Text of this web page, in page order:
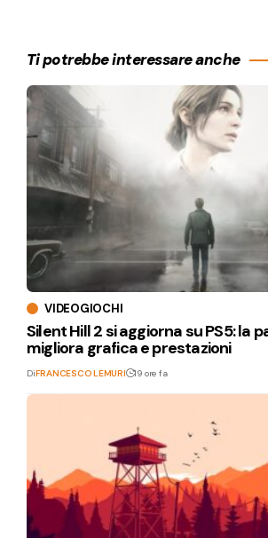
Ti potrebbe interessare anche
VIDEOGIOCHI
Silent Hill 2 si aggiorna su PS5: la
migliora grafica e prestazioni
DiFRANCESCO LEMURI 19 ore fa